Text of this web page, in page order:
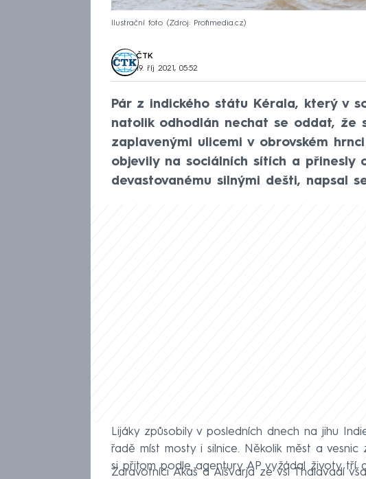
Ilustrační foto Zdroj: Profimedia.cz
ČTK
19. říj 2021, 05:52
Pár z indického státu Kérala, který v
natolik odhodlán nechat se oddat, že
zaplavenými ulicemi v obrovském
objevily na sociálních sítích a přinesly
devastovanému silnými dešti, napsal
Lijáky způsobily v posledních dnech na jihu
řadě míst mosty i silnice. Několik měst a
si přitom podle agentury AP vyžádal životy tří
Zdravotníci Akaš a Aišvarja ze vsi Thalavadí